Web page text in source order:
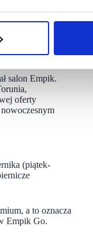
ułatwi
salon Empik.
oferty
(piątek-
a to oznacza
Empik Go.